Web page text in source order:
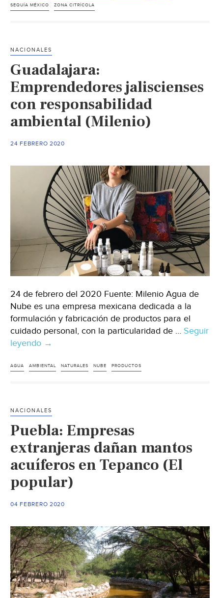
producción
de
frijol
(La
Jornada)
SEQUÍA MÉXICO ZONA CITRÍCOLA
NACIONALES
Guadalajara:
Emprendedores jaliscienses
con responsabilidad
ambiental (Milenio)
24 FEBRERO 2020
24 de febrero del 2020 Fuente: Milenio Agua de
Nube es una empresa mexicana dedicada a la
formulación y fabricación de productos para el
cuidado personal, con la particularidad de … Seguir
leyendo Guadalajara:
jaliscienses
(Milenio)
→
AGUA AMBIENTAL NATURALES NUBE PRODUCTOS
NACIONALES
Puebla: Empresas
extranjeras dañan mantos
acuíferos en Tepanco (El
popular)
04 FEBRERO 2020